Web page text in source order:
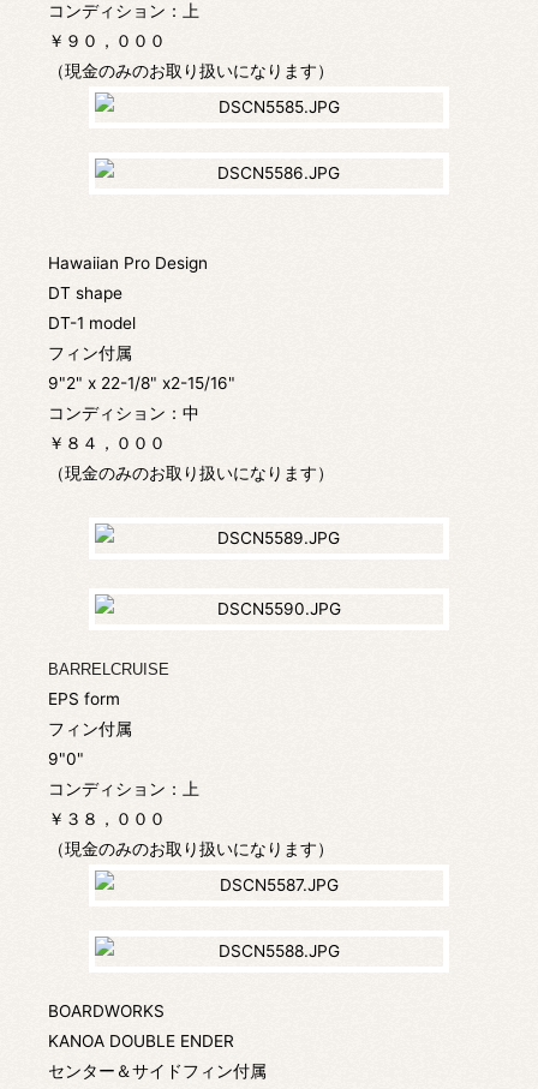
コンディション：上
￥９０，０００
（現金のみのお取り扱いになります）
Hawaiian Pro Design
DT shape
DT-1 model
フィン付属
9"2" x 22-1/8" x2-15/16"
コンディション：中
￥８４，０００
（現金のみのお取り扱いになります）
BARRELCRUISE
EPS form
フィン付属
9"0"
コンディション：上
￥３８，０００
（現金のみのお取り扱いになります）
BOARDWORKS
KANOA DOUBLE ENDER
センター＆サイドフィン付属